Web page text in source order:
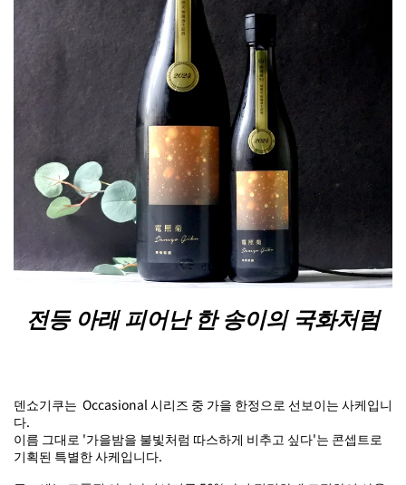
전등 아래 피어난 한 송이의 국화처럼
덴쇼기쿠는 Occasional 시리즈 중 가을 한정으로 선보이는 사케입니
다.
이름 그대로 '가을밤을 불빛처럼 따스하게 비추고 싶다'는 콘셉트로
기획된 특별한 사케입니다.